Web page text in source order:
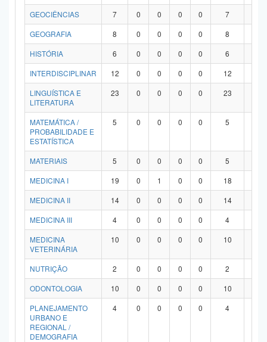
GEOCIÊNCIAS
7 0 0 0 0 7
GEOGRAFIA
8 0 0 0 0 8
HISTÓRIA
6 0 0 0 0 6
INTERDISCIPLINAR
12 0 0 0 0 12
LINGUÍSTICA E
LITERATURA
23 0 0 0 0 23
MATEMÁTICA /
PROBABILIDADE E
ESTATÍSTICA
5 0 0 0 0 5
MATERIAIS 5 0 0 0 0 5
MEDICINA I
19 0 1 0 0 18
MEDICINA II
14 0 0 0 0 14
MEDICINA III
4 0 0 0 0 4
MEDICINA
VETERINÁRIA
10 0 0 0 0 10
NUTRIÇÃO 2 0 0 0 0 2
ODONTOLOGIA
10 0 0 0 0 10
PLANEJAMENTO
URBANO E
REGIONAL /
DEMOGRAFIA
4 0 0 0 0 4